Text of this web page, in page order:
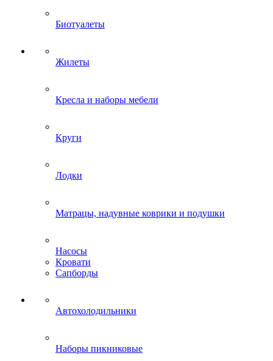
Биотуалеты
Жилеты
Кресла и наборы мебели
Круги
Лодки
Матрацы, надувные коврики и подушки
Насосы
Кровати
Сапборды
Автохолодильники
Наборы пикниковые